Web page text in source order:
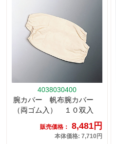
4038030400
腕カバー 帆布腕カバー
（両ゴム入） １０双入
販売価格： 8,481円
本体価格: 7,710円